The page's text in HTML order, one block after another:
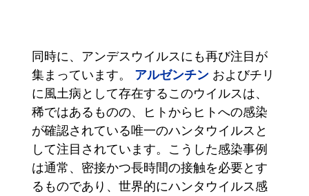
同時に、アンデスウイルスにも再び注目が
集まっています。 アルゼンチン およびチリ
に風土病として存在するこのウイルスは、
稀ではあるものの、ヒトからヒトへの感染
が確認されている唯一のハンタウイルスと
して注目されています。こうした感染事例
は通常、密接かつ長時間の接触を必要とす
るものであり、世界的にハンタウイルス感